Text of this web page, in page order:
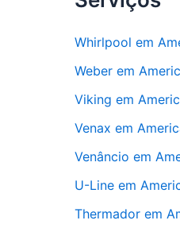
Whirlpool em
Weber em
Viking em
Venax em
Venâncio em
U-Line em
Thermador em